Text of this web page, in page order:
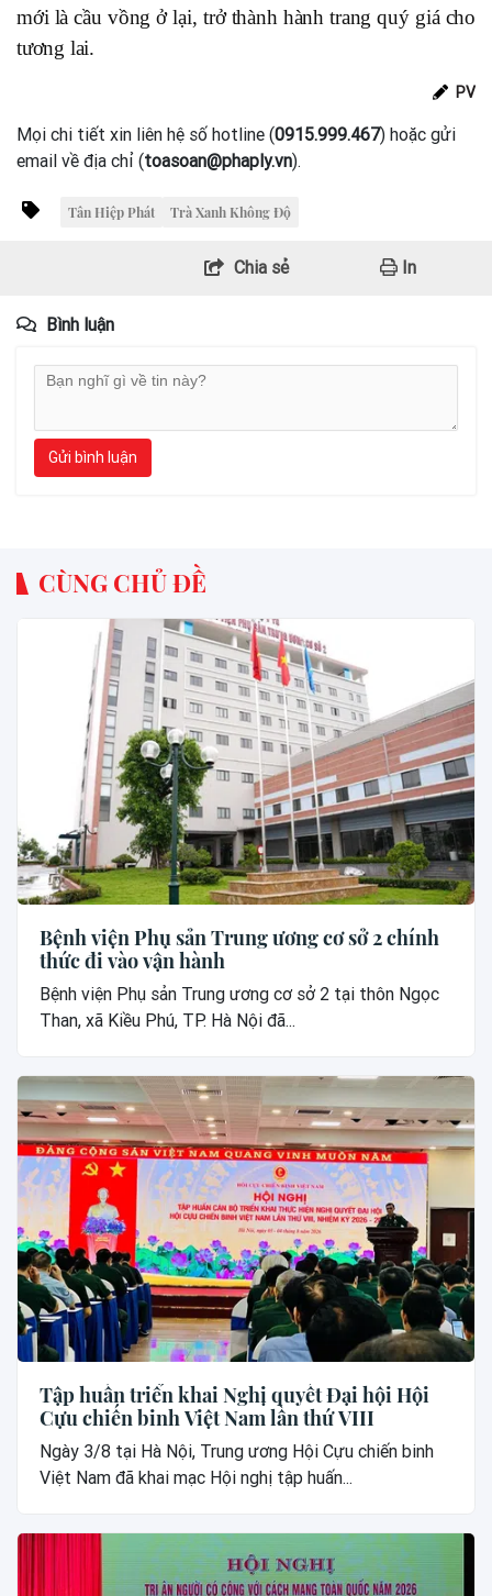
mới là cầu vồng ở lại, trở thành hành trang quý giá cho
tương lai.
PV
Mọi chi tiết xin liên hệ số hotline (0915.999.467) hoặc gửi
email về địa chỉ (toasoan@phaply.vn).
Tân Hiệp Phát Trà Xanh Không Độ
Chia sẻ In
Bình luận
Gửi bình luận
CÙNG CHỦ ĐỀ
Bệnh viện Phụ sản Trung ương cơ sở 2 chính
thức đi vào vận hành
Bệnh viện Phụ sản Trung ương cơ sở 2 tại thôn Ngọc
Than, xã Kiều Phú, TP. Hà Nội đã...
Tập huấn triển khai Nghị quyết Đại hội Hội
Cựu chiến binh Việt Nam lần thứ VIII
Ngày 3/8 tại Hà Nội, Trung ương Hội Cựu chiến binh
Việt Nam đã khai mạc Hội nghị tập huấn...